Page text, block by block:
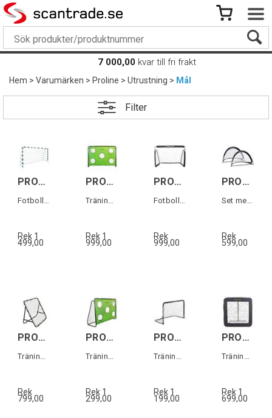
7 000,00 kvar till fri frakt
Hem>Varumärken>Proline>Utrustning> Mål
Filter
PROLINE Soccer Goal 300cm
Rek 1
499,00
PROLINE Steel Goal w/target 400cm
Rek 1
999,00
PROLINE Fotbollsmål i stål 150cm
Rek
999,00
PROLINE Pop Up Goal 2-p
Rek
599,00
PROLINE Rebounder 100x100cm
Rek
799,00
PROLINE Steel Goal w/target 240cm
Rek 1
299,00
PROLINE Soccer Goal Foldable 150cm
Rek 1
199,00
PROLINE Rebounder Pro 124x124cm
Rek 1
699,00